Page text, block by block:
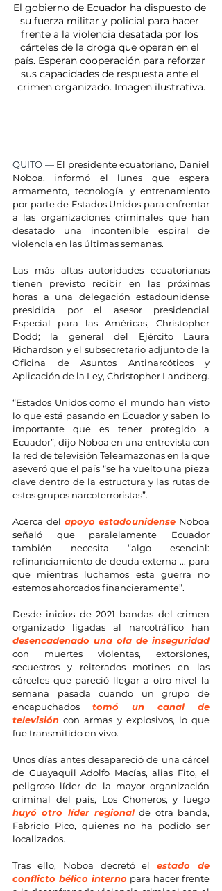
El gobierno de Ecuador ha dispuesto de
su fuerza militar y policial para hacer
frente a la violencia desatada por los
cárteles de la droga que operan en el
país. Esperan cooperación para reforzar
sus capacidades de respuesta ante el
crimen organizado. Imagen ilustrativa.
QUITO — El presidente ecuatoriano, Daniel
Noboa, informó el lunes que espera
armamento, tecnología y entrenamiento
por parte de Estados Unidos para enfrentar
a las organizaciones criminales que han
desatado una incontenible espiral de
violencia en las últimas semanas.
Las más altas autoridades ecuatorianas
tienen previsto recibir en las próximas
horas a una delegación estadounidense
presidida por el asesor presidencial
Especial para las Américas, Christopher
Dodd; la general del Ejército Laura
Richardson y el subsecretario adjunto de la
Oficina de Asuntos Antinarcóticos y
Aplicación de la Ley, Christopher Landberg.
“Estados Unidos como el mundo han visto
lo que está pasando en Ecuador y saben lo
importante que es tener protegido a
Ecuador”, dijo Noboa en una entrevista con
la red de televisión Teleamazonas en la que
aseveró que el país “se ha vuelto una pieza
clave dentro de la estructura y las rutas de
estos grupos narcoterroristas”.
Acerca del apoyo estadounidense Noboa
señaló que paralelamente Ecuador
también necesita “algo esencial:
refinanciamiento de deuda externa ... para
que mientras luchamos esta guerra no
estemos ahorcados financieramente”.
Desde inicios de 2021 bandas del crimen
desencadenado una ola de inseguridad
con muertes violentas, extorsiones,
secuestros y reiterados motines en las
cárceles que pareció llegar a otro nivel la
semana pasada cuando un grupo de
encapuchados tomó un canal de
televisión con armas y explosivos, lo que
fue transmitido en vivo.
Unos días antes desapareció de una cárcel
de Guayaquil Adolfo Macías, alias Fito, el
peligroso líder de la mayor organización
huyó otro líder regional de otra banda,
Fabricio Pico, quienes no ha podido ser
localizados.
Tras ello, Noboa decretó el estado de
conflicto bélico interno para hacer frente